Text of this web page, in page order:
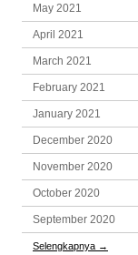
May 2021
April 2021
March 2021
February 2021
January 2021
December 2020
November 2020
October 2020
September 2020
Selengkapnya →